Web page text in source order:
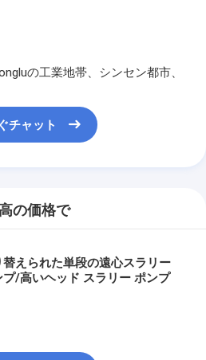
の工業地帯、シンセン都市、
チャット
の価格で
替えられた単段の遠心スラリー
プ/高いヘッド スラリー ポンプ